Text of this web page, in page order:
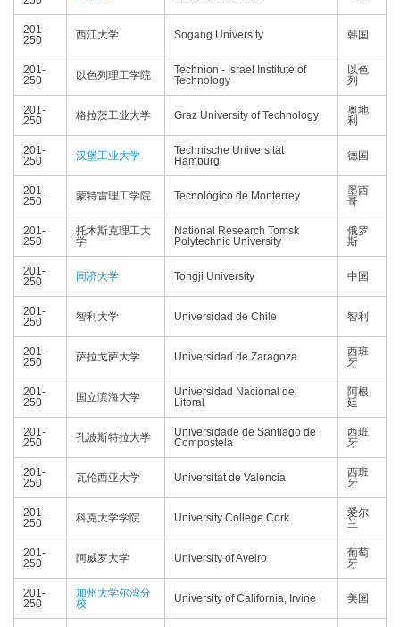
201-
250
西江大学 Sogang University 韩国
201-
250
以色列理工学院
Technion - Israel Institute of
Technology
以色
列
201-
250
格拉茨工业大学 Graz University of Technology
奥地
利
201-
250
汉堡工业大学
Technische Universität
Hamburg
德国
201-
250
蒙特雷理工学院 Tecnológico de Monterrey
墨西
哥
201-
250
托木斯克理工大
学
National Research Tomsk
Polytechnic University
俄罗
斯
201-
250
同济大学 Tongji University 中国
201-
250
智利大学 Universidad de Chile 智利
201-
250
萨拉戈萨大学 Universidad de Zaragoza
西班
牙
201-
250
国立滨海大学
Universidad Nacional del
Litoral
阿根
廷
201-
250
孔波斯特拉大学
Universidade de Santiago de
Compostela
西班
牙
201-
250
瓦伦西亚大学 Universitat de Valencia
西班
牙
201-
250
科克大学学院 University College Cork
爱尔
兰
201-
250
阿威罗大学 University of Aveiro
葡萄
牙
201-
250
加州大学尔湾分
校
University of California, Irvine 美国